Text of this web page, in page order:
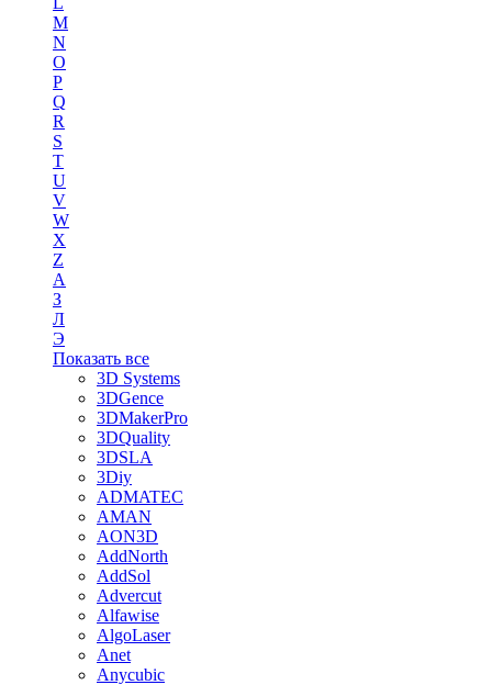
M
N
O
P
Q
R
S
T
U
V
W
X
Z
А
З
Л
Э
Показать все
3D Systems
3DGence
3DMakerPro
3DQuality
3DSLA
3Diy
ADMATEC
AMAN
AON3D
AddNorth
AddSol
Advercut
Alfawise
AlgoLaser
Anet
Anycubic